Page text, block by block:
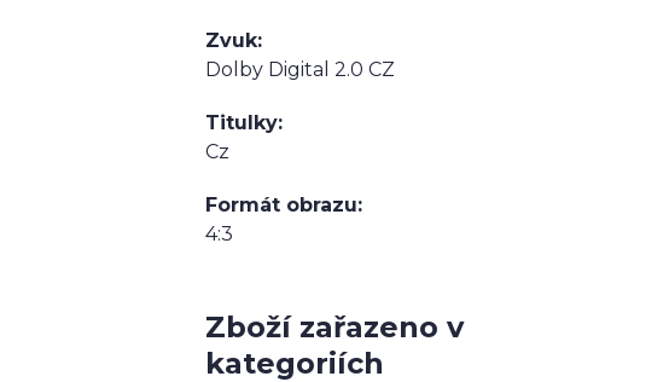
Zvuk
Dolby Digital 2.0 CZ
Titulky
Cz
Formát obrazu
4:3
Zboží zařazeno v
kategoriích